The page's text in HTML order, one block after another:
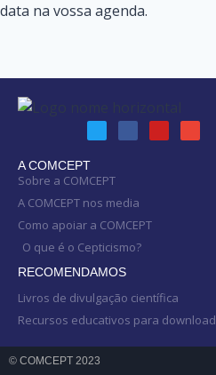
data na vossa agenda.
A COMCEPT
Sobre a COMCEPT
A COMCEPT nos media
Como apoiar a COMCEPT
O que é o Cepticismo?
RECOMENDAMOS
Livros de divulgação científica
Recursos educativos para download
© COMCEPT 2023